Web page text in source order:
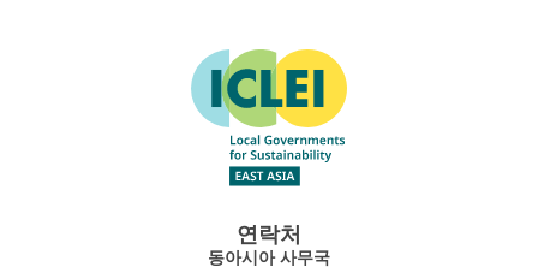
World Secretariat
Africa Secretariat
European Secretariat
연락처
동아시아 사무국